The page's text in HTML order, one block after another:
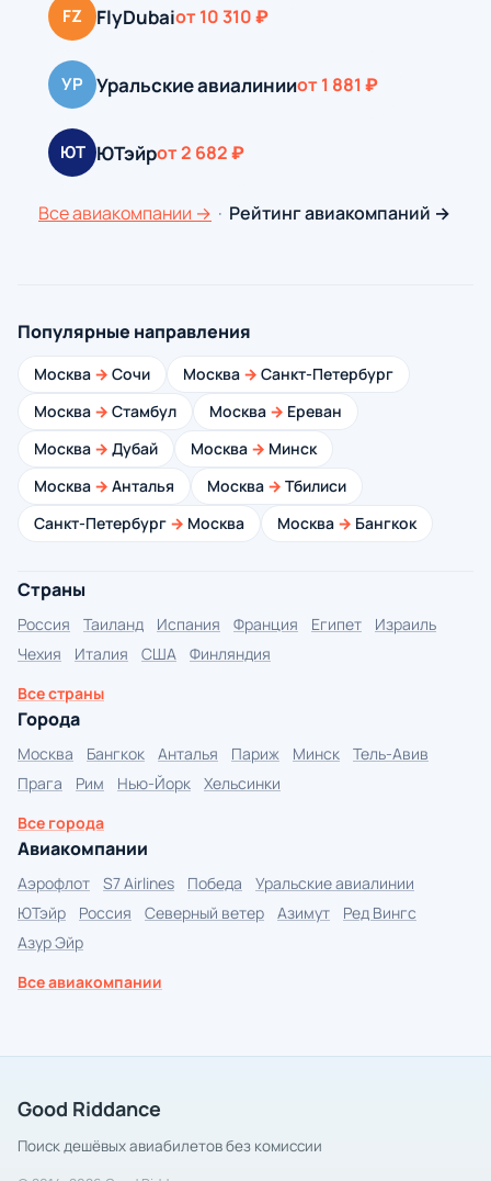
FZ FlyDubaiот 10 310 ₽
УР Уральские авиалинииот 1 881 ₽
ЮТ ЮТэйрот 2 682 ₽
Все авиакомпании → · Рейтинг авиакомпаний →
Популярные направления
Москва → Сочи Москва → Санкт-Петербург
Москва → Стамбул Москва → Ереван
Москва → Дубай Москва → Минск
Москва → Анталья Москва → Тбилиси
Санкт-Петербург → Москва Москва → Бангкок
Страны
Россия Таиланд Испания Франция Египет
Израиль
Чехия
Италия США
Финляндия
Все страны
Города
Москва Бангкок Анталья Париж Минск
Тель-Авив
Прага
Рим Нью-Йорк
Хельсинки
Все города
Авиакомпании
Аэрофлот S7 Airlines Победа
Уральские авиалинии
ЮТэйр
Россия Северный ветер Азимут
Ред Вингс
Азур Эйр
Все авиакомпании
Good Riddance
Поиск дешёвых авиабилетов без комиссии